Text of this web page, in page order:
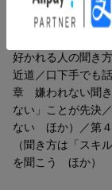
第１章 なぜ「聞
好かれる人の聞き
近道／口下手でも
章 嫌われない聞き
ない」ことが先決
ない ほか）／第
（聞き方は「スキ
を聞こう ほか）